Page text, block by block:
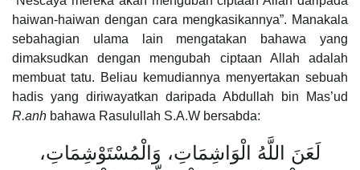
haiwan-haiwan dengan cara mengkasikannya”. Manakala
sebahagian ulama lain mengatakan bahawa yang
dimaksudkan dengan mengubah ciptaan Allah adalah
membuat tatu. Beliau kemudiannya menyertakan sebuah
hadis yang diriwayatkan daripada Abdullah bin Mas’ud
R.anh bahawa Rasulullah S.A.W bersabda:
لَعَنَ اللَّهُ الْوَاشِمَاتِ، وَالْمُسْتَوْشِمَاتِ،